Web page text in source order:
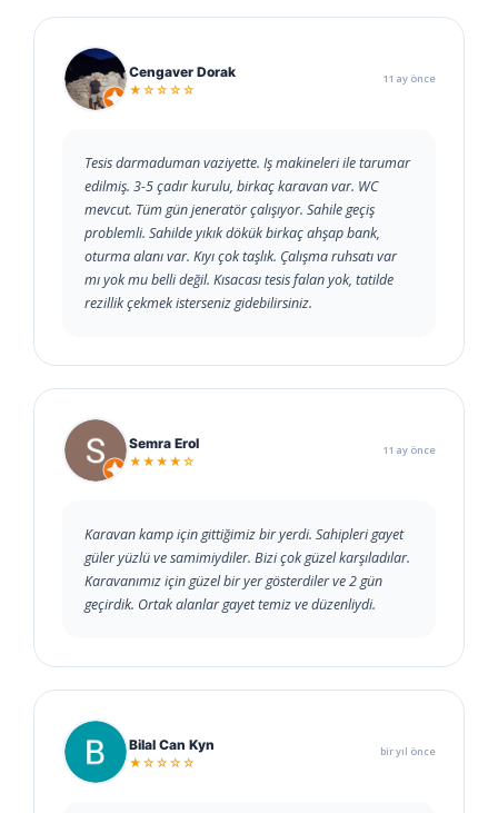
Cengaver Dorak
★☆☆☆☆
11 ay önce
Tesis darmaduman vaziyette. Iş makineleri ile tarumar
edilmiş. 3-5 çadır kurulu, birkaç karavan var. WC
mevcut. Tüm gün jeneratör çalışıyor. Sahile geçiş
problemli. Sahilde yıkık dökük birkaç ahşap bank,
oturma alanı var. Kıyı çok taşlık. Çalışma ruhsatı var
mı yok mu belli değil. Kısacası tesis falan yok, tatilde
rezillik çekmek isterseniz gidebilirsiniz.
Semra Erol
★★★★☆
11 ay önce
Karavan kamp için gittiğimiz bir yerdi. Sahipleri gayet
güler yüzlü ve samimiydiler. Bizi çok güzel karşıladılar.
Karavanımız için güzel bir yer gösterdiler ve 2 gün
geçirdik. Ortak alanlar gayet temiz ve düzenliydi.
Bilal Can Kyn
★☆☆☆☆
bir yıl önce